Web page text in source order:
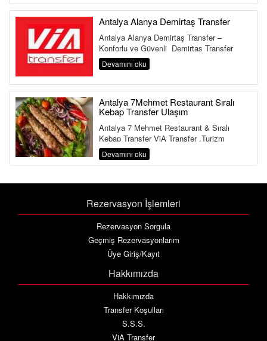
Antalya Alanya Demirtaş Transfer
Antalya Alanya Demirtaş Transfer –
Konforlu ve Güvenli Demirtaş Transfer
Hizmeti Antalya Havalimanı&...
Devamını oku
Antalya 7Mehmet Restaurant Sıralı
Kebap Transfer Ulaşım
Antalya 7 Mehmet Restaurant & Sıralı
Kebap Transfer ViA Transfer ,Turizm
Bakanlığı ve Ulaştırma Bakanlığına Bağlı ...
Devamını oku
Rezervasyon İşlemleri
Rezervasyon Sorgula
Geçmiş Rezervasyonlarım
Üye Giriş/Kayıt
Hakkımızda
Hakkımızda
Transfer Koşulları
S.S.S.
ViA Transfer